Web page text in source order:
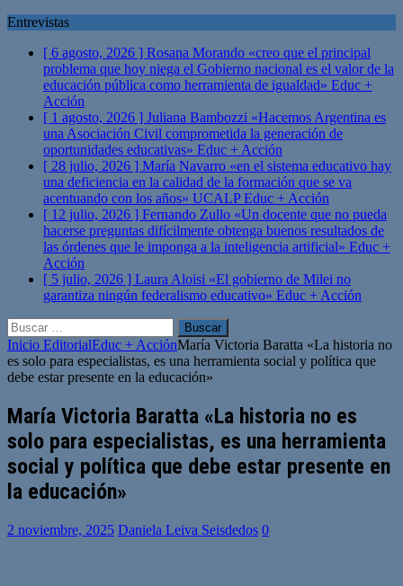
Entrevistas
[ 6 agosto, 2026 ] Rosana Morando «creo que el principal
problema que hoy niega el Gobierno nacional es el valor de la
educación pública como herramienta de igualdad» Educ +
Acción
[ 1 agosto, 2026 ] Juliana Bambozzi «Hacemos Argentina es
una Asociación Civil comprometida la generación de
oportunidades educativas» Educ + Acción
[ 28 julio, 2026 ] María Navarro «en el sistema educativo hay
una deficiencia en la calidad de la formación que se va
acentuando con los años» UCALPEduc + Acción
[ 12 julio, 2026 ] Fernando Zullo «Un docente que no pueda
hacerse preguntas difícilmente obtenga buenos resultados de
las órdenes que le imponga a la inteligencia artificial» Educ +
Acción
[ 5 julio, 2026 ] Laura Aloisi «El gobierno de Milei no
garantiza ningún federalismo educativo» Educ + Acción
Buscar:
Inicio EditorialEduc + AcciónMaría Victoria Baratta «La historia no
es solo para especialistas, es una herramienta social y política que
debe estar presente en la educación»
María Victoria Baratta «La historia no es
solo para especialistas, es una herramienta
social y política que debe estar presente en
la educación»
2 noviembre, 2025 Daniela Leiva Seisdedos 0